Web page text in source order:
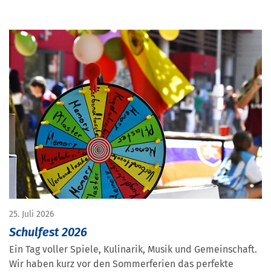
25. Juli 2026
Schulfest 2026
Ein Tag voller Spiele, Kulinarik, Musik und Gemeinschaft.
Wir haben kurz vor den Sommerferien das perfekte